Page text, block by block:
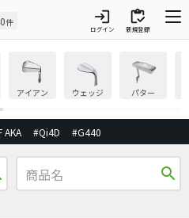
件 login
ログイン
inventory
新規登録
アイアン ウェッジ パター
AKA #Qi4D #G440
search